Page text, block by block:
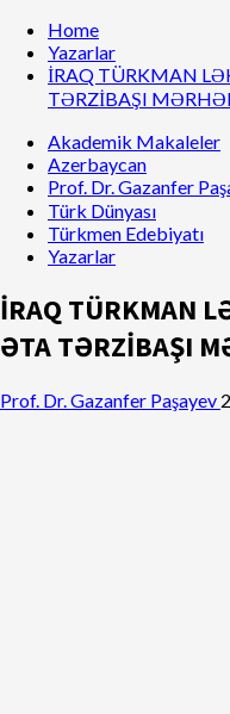
Home
Yazarlar
İRAQ TÜRKMAN
TƏRZİBAŞI
Akademik Makaleler
Azerbaycan
Prof. Dr. Gazanfer
Türk Dünyası
Türkmen Edebiyatı
Yazarlar
İRAQ TÜRKMAN
ƏTA TƏRZİBAŞI
Prof. Dr. Gazanfer Paşayev